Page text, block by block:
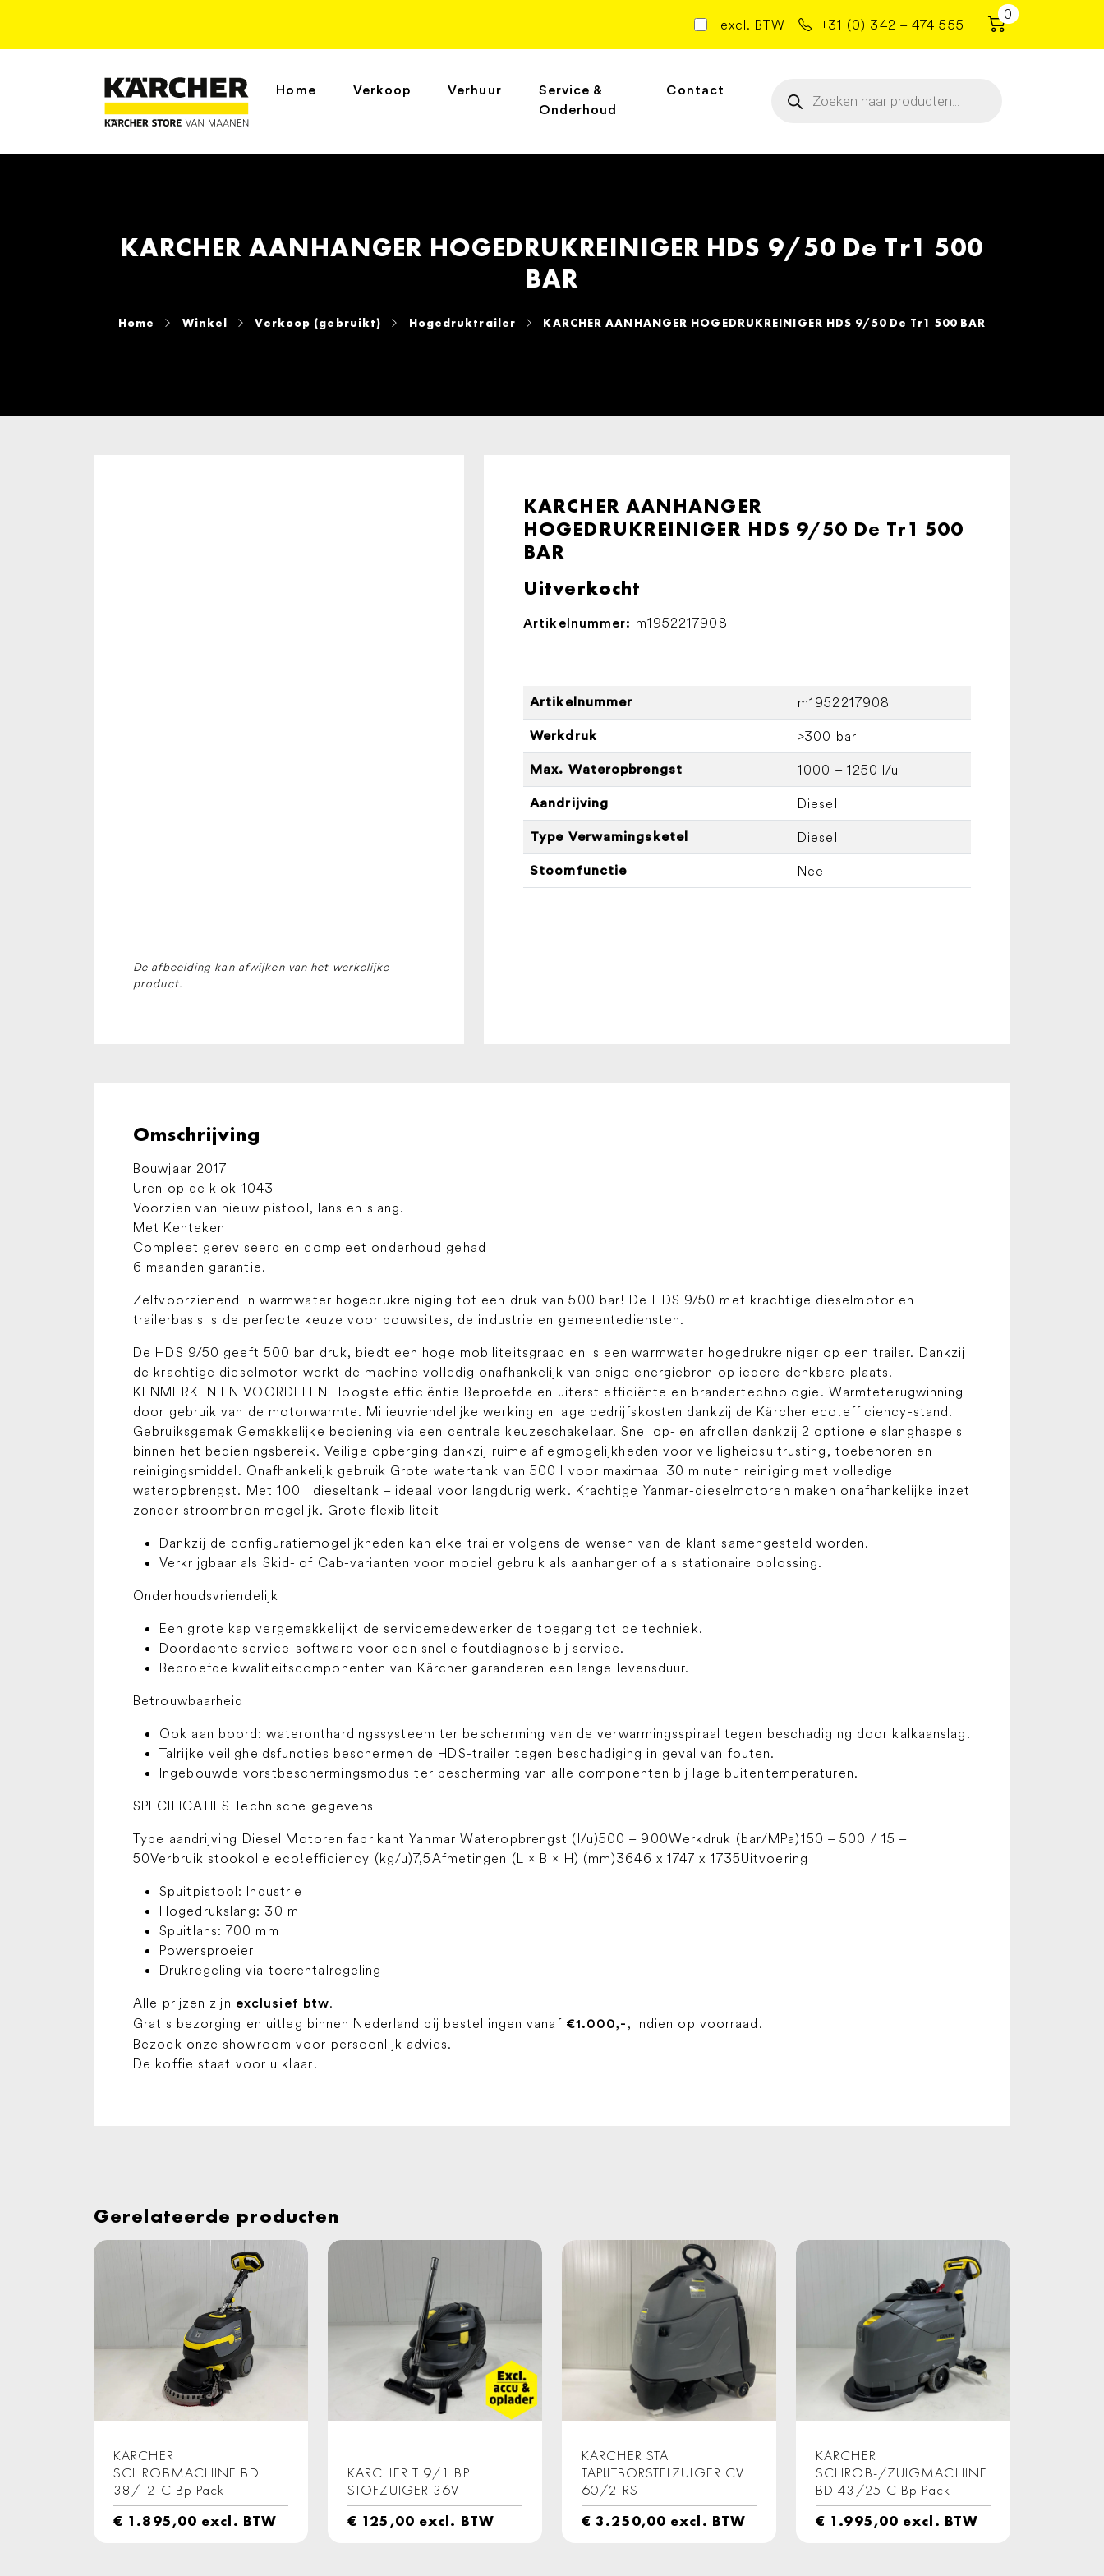
excl. BTW +31 (0) 342 – 474 555
0
Home Verkoop Verhuur
Service &
Onderhoud
Contact
zoeken
KARCHER AANHANGER HOGEDRUKREINIGER HDS 9/50 De Tr1 500
BAR
Home Winkel Verkoop (gebruikt) Hogedruktrailer KARCHER AANHANGER HOGEDRUKREINIGER HDS 9/50 De Tr1 500 BAR
De afbeelding kan afwijken van het werkelijke
product.
KARCHER AANHANGER
HOGEDRUKREINIGER HDS 9/50 De Tr1 500
BAR
Uitverkocht
Artikelnummer: m1952217908
Artikelnummer m1952217908
Werkdruk >300 bar
Max. Wateropbrengst 1000 – 1250 l/u
Aandrijving Diesel
Type Verwamingsketel Diesel
Stoomfunctie Nee
Omschrijving
Bouwjaar 2017
Uren op de klok 1043
Voorzien van nieuw pistool, lans en slang.
Met Kenteken
Compleet gereviseerd en compleet onderhoud gehad
6 maanden garantie.
Zelfvoorzienend in warmwater hogedrukreiniging tot een druk van 500 bar! De HDS 9/50 met krachtige dieselmotor en
trailerbasis is de perfecte keuze voor bouwsites, de industrie en gemeentediensten.
De HDS 9/50 geeft 500 bar druk, biedt een hoge mobiliteitsgraad en is een warmwater hogedrukreiniger op een trailer. Dankzij
de krachtige dieselmotor werkt de machine volledig onafhankelijk van enige energiebron op iedere denkbare plaats.
KENMERKEN EN VOORDELEN Hoogste efficiëntie Beproefde en uiterst efficiënte en brandertechnologie. Warmteterugwinning
door gebruik van de motorwarmte. Milieuvriendelijke werking en lage bedrijfskosten dankzij de Kärcher eco!efficiency-stand.
Gebruiksgemak Gemakkelijke bediening via een centrale keuzeschakelaar. Snel op- en afrollen dankzij 2 optionele slanghaspels
binnen het bedieningsbereik. Veilige opberging dankzij ruime aflegmogelijkheden voor veiligheidsuitrusting, toebehoren en
reinigingsmiddel. Onafhankelijk gebruik Grote watertank van 500 l voor maximaal 30 minuten reiniging met volledige
wateropbrengst. Met 100 l dieseltank – ideaal voor langdurig werk. Krachtige Yanmar-dieselmotoren maken onafhankelijke inzet
zonder stroombron mogelijk. Grote flexibiliteit
Dankzij de configuratiemogelijkheden kan elke trailer volgens de wensen van de klant samengesteld worden.
Verkrijgbaar als Skid- of Cab-varianten voor mobiel gebruik als aanhanger of als stationaire oplossing.
Onderhoudsvriendelijk
Een grote kap vergemakkelijkt de servicemedewerker de toegang tot de techniek.
Doordachte service-software voor een snelle foutdiagnose bij service.
Beproefde kwaliteitscomponenten van Kärcher garanderen een lange levensduur.
Betrouwbaarheid
Ook aan boord: wateronthardingssysteem ter bescherming van de verwarmingsspiraal tegen beschadiging door kalkaanslag.
Talrijke veiligheidsfuncties beschermen de HDS-trailer tegen beschadiging in geval van fouten.
Ingebouwde vorstbeschermingsmodus ter bescherming van alle componenten bij lage buitentemperaturen.
SPECIFICATIES Technische gegevens
Type aandrijving Diesel Motoren fabrikant Yanmar Wateropbrengst (l/u)500 – 900Werkdruk (bar/MPa)150 – 500 / 15 –
50Verbruik stookolie eco!efficiency (kg/u)7,5Afmetingen (L × B × H) (mm)3646 x 1747 x 1735Uitvoering
Spuitpistool: Industrie
Hogedrukslang: 30 m
Spuitlans: 700 mm
Powersproeier
Drukregeling via toerentalregeling
Alle prijzen zijn exclusief btw.
Gratis bezorging en uitleg binnen Nederland bij bestellingen vanaf €1.000,- , indien op voorraad.
Bezoek onze showroom voor persoonlijk advies.
De koffie staat voor u klaar!
Gerelateerde producten
KARCHER
SCHROBMACHINE BD
38/12 C Bp Pack
€ 1.895,00 excl. BTW
KARCHER T 9/1 BP
STOFZUIGER 36V
€ 125,00 excl. BTW
KARCHER STA
TAPIJTBORSTELZUIGER CV
60/2 RS
€ 3.250,00 excl. BTW
KARCHER
SCHROB-/ZUIGMACHINE
BD 43/25 C Bp Pack
€ 1.995,00 excl. BTW